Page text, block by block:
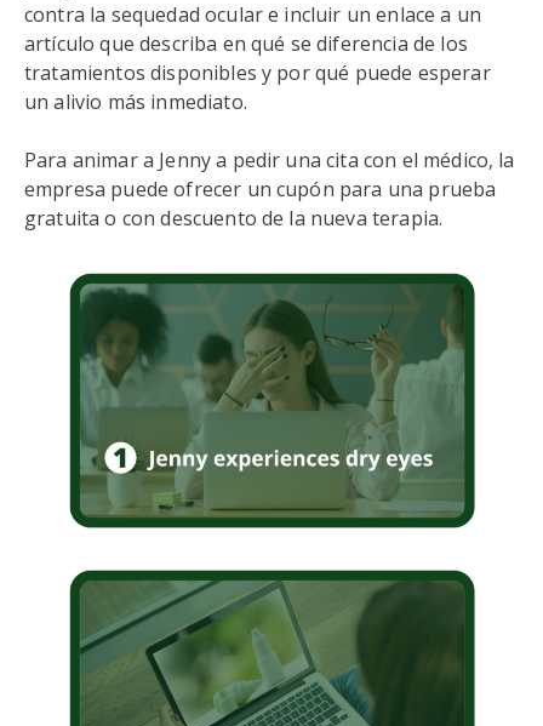
contra la sequedad ocular e incluir un enlace a un
artículo que describa en qué se diferencia de los
tratamientos disponibles y por qué puede esperar
un alivio más inmediato.
Para animar a Jenny a pedir una cita con el médico, la
empresa puede ofrecer un cupón para una prueba
gratuita o con descuento de la nueva terapia.